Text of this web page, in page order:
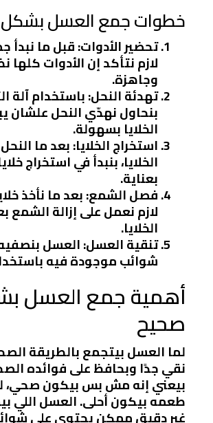
خطوات جمع العسل
تحضير الأدوات: قبل ما نبدأ
لازم نتأكد إن الأدوات كلها
وجاهزة.
تهدئة النحل: باستخدام آلة
بنحاول نهدّي النحل علشان
الخلايا بسهولة.
استخراج الخلايا: بعد ما
الخلايا، بنبدأ في استخراج
بعناية.
فصل الشمع: بعد ما نأخذ
لازم نعمل على إزالة الشمع
الخلايا.
تنقية العسل: العسل
شوائب موجودة فيه
أهمية جمع العسل
صحيح
لما العسل بيتجمع بالطريقة
نقي جدًا وبحافظ على فوائده
بيعني إنه مش بس بيكون صحي،
طعمه بيكون أحلى. العسل اللي
غير دقيق ممكن يحتوي على